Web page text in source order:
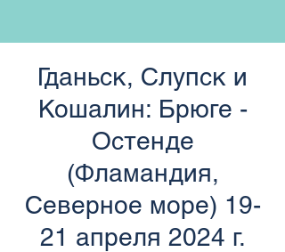
Гданьск, Слупск и
Кошалин: Брюге -
Остенде
(Фламандия,
Северное море) 19-
21 апреля 2024 г.